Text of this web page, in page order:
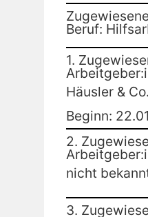
Beruf:
1.
Häusler &
Beginn:
2.
nicht
3.